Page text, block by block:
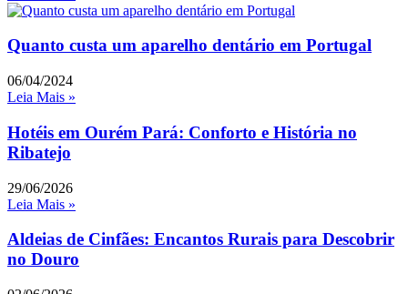
Quanto custa um aparelho dentário em Portugal
06/04/2024
Leia Mais »
Hotéis em Ourém Pará: Conforto e História no
Ribatejo
29/06/2026
Leia Mais »
Aldeias de Cinfães: Encantos Rurais para Descobrir
no Douro